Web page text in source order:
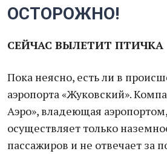
ОСТОРОЖНО!
СЕЙЧАС ВЫЛЕТИТ ПТИЧКА
Пока неясно, есть ли в
аэропорта «Жуковский».
Аэро», владеющая
осуществляет только
пассажиров и не отвечает за